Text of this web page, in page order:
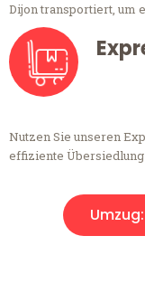
Dijon transportiert, um
Nutzen Sie unseren
effiziente
Umzug: